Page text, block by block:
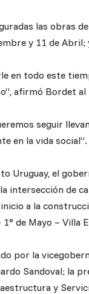
las obras
y 11 de
en todo este
afirmó Bordet
seguir
en la vida
Uruguay, el
intersección de
a la
de Mayo – Villa
por la
Sandoval; la
y